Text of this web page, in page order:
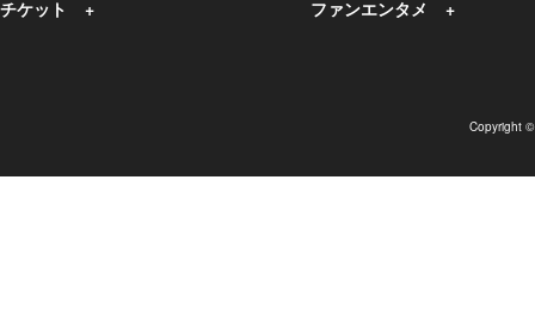
チケット
ファンエンタメ
Copyright